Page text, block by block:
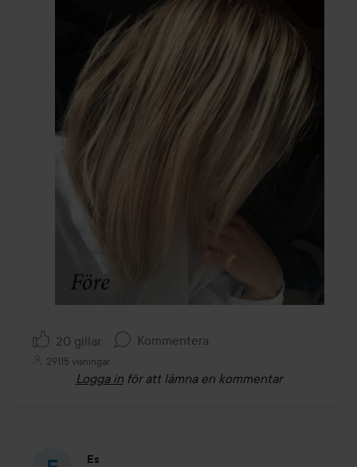
20 gillar Kommentera
29115 visningar
Logga in för att lämna en kommentar
Es